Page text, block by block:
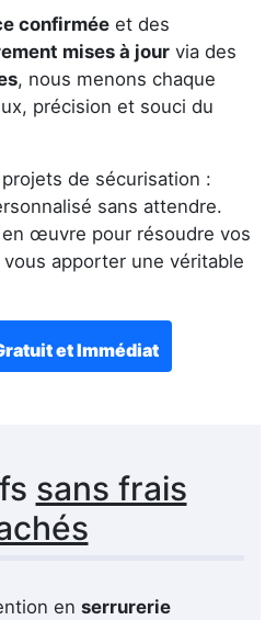
confirmée et des
mises à jour via des
, nous menons chaque
précision et souci du
de sécurisation :
sans attendre.
œuvre pour résoudre vos
apporter une véritable
et Immédiat
sans frais
en serrurerie